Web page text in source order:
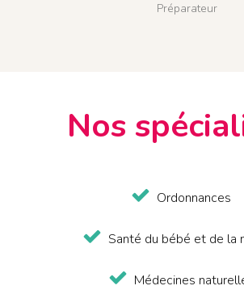
Préparateur
Nos
Ordonnances
Santé du bébé et de la
Médecines